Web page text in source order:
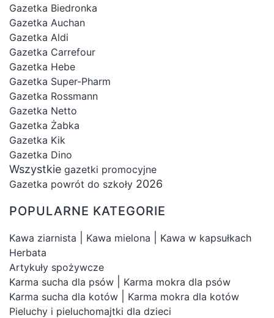
Gazetka Biedronka
Gazetka Auchan
Gazetka Aldi
Gazetka Carrefour
Gazetka Hebe
Gazetka Super-Pharm
Gazetka Rossmann
Gazetka Netto
Gazetka Żabka
Gazetka Kik
Gazetka Dino
Wszystkie gazetki promocyjne
Gazetka powrót do szkoły 2026
POPULARNE KATEGORIE
Kawa ziarnista Kawa mielona
Kawa w kapsułkach
Herbata
Artykuły spożywcze
Karma sucha dla psów
Karma mokra dla psów
Karma sucha dla kotów
Karma mokra dla kotów
Pieluchy i pieluchomajtki dla dzieci